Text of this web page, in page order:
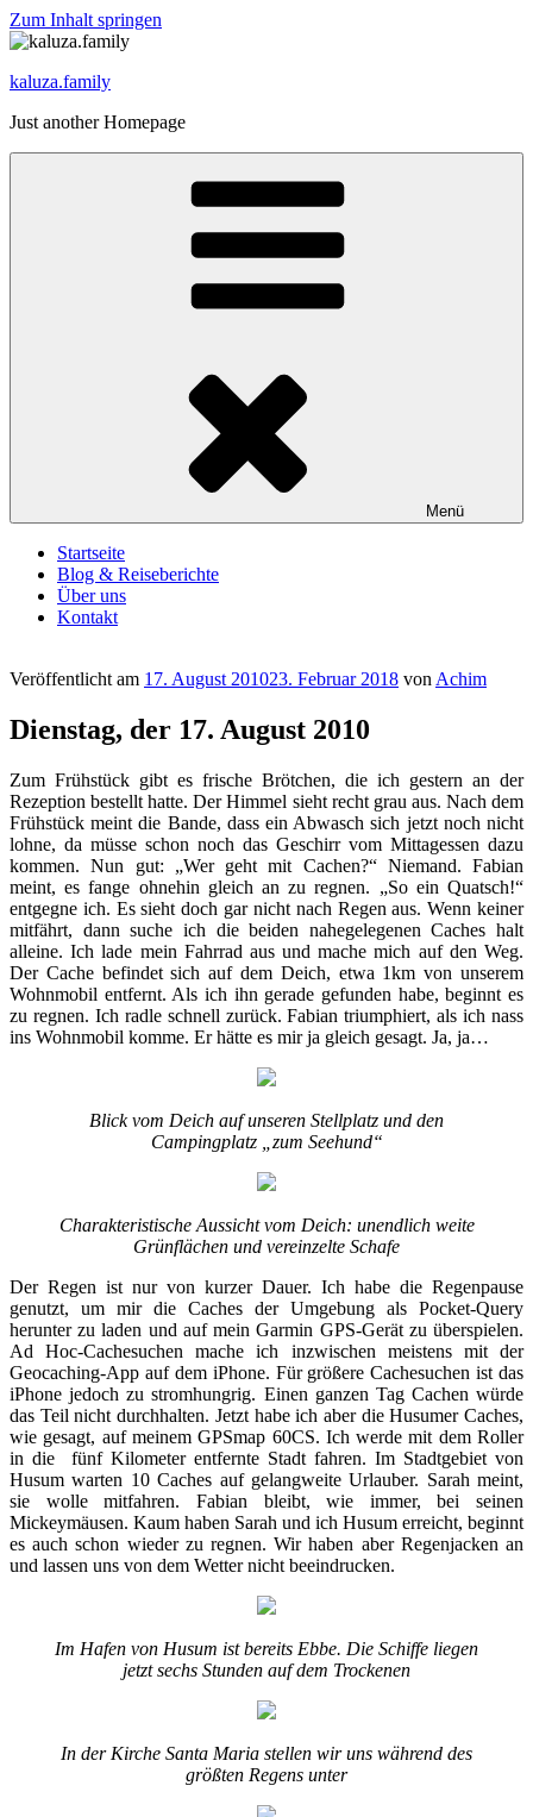
Zum Inhalt springen
kaluza.family
Just another Homepage
Menü
Startseite
Blog & Reiseberichte
Über uns
Kontakt
Veröffentlicht am 17. August 201023. Februar 2018 von Achim
Dienstag, der 17. August 2010
Zum Frühstück gibt es frische Brötchen, die ich gestern an der
Rezeption bestellt hatte. Der Himmel sieht recht grau aus. Nach dem
Frühstück meint die Bande, dass ein Abwasch sich jetzt noch nicht
lohne, da müsse schon noch das Geschirr vom Mittagessen dazu
kommen. Nun gut: „Wer geht mit Cachen?“ Niemand. Fabian
meint, es fange ohnehin gleich an zu regnen. „So ein Quatsch!“
entgegne ich. Es sieht doch gar nicht nach Regen aus. Wenn keiner
mitfährt, dann suche ich die beiden nahegelegenen Caches halt
alleine. Ich lade mein Fahrrad aus und mache mich auf den Weg.
Der Cache befindet sich auf dem Deich, etwa 1km von unserem
Wohnmobil entfernt. Als ich ihn gerade gefunden habe, beginnt es
zu regnen. Ich radle schnell zurück. Fabian triumphiert, als ich nass
ins Wohnmobil komme. Er hätte es mir ja gleich gesagt. Ja, ja…
Blick vom Deich auf unseren Stellplatz und den
Campingplatz „zum Seehund“
Charakteristische Aussicht vom Deich: unendlich weite
Grünflächen und vereinzelte Schafe
Der Regen ist nur von kurzer Dauer. Ich habe die Regenpause
genutzt, um mir die Caches der Umgebung als Pocket-Query
herunter zu laden und auf mein Garmin GPS-Gerät zu überspielen.
Ad Hoc-Cachesuchen mache ich inzwischen meistens mit der
Geocaching-App auf dem iPhone. Für größere Cachesuchen ist das
iPhone jedoch zu stromhungrig. Einen ganzen Tag Cachen würde
das Teil nicht durchhalten. Jetzt habe ich aber die Husumer Caches,
wie gesagt, auf meinem GPSmap 60CS. Ich werde mit dem Roller
in die fünf Kilometer entfernte Stadt fahren. Im Stadtgebiet von
Husum warten 10 Caches auf gelangweite Urlauber. Sarah meint,
sie wolle mitfahren. Fabian bleibt, wie immer, bei seinen
Mickeymäusen. Kaum haben Sarah und ich Husum erreicht, beginnt
es auch schon wieder zu regnen. Wir haben aber Regenjacken an
und lassen uns von dem Wetter nicht beeindrucken.
Im Hafen von Husum ist bereits Ebbe. Die Schiffe liegen
jetzt sechs Stunden auf dem Trockenen
In der Kirche Santa Maria stellen wir uns während des
größten Regens unter